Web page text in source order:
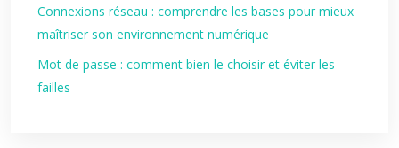
Connexions réseau : comprendre les bases pour mieux
maîtriser son environnement numérique
Mot de passe : comment bien le choisir et éviter les
failles